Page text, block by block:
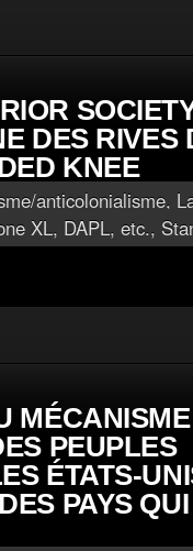
DES RIVES
KNEE
anticolonialisme,
XL, DAPL, etc.,
PEUPLES
ÉTATS-
PAYS